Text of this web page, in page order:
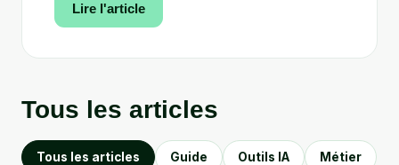
Lire l'article
Tous les articles
Tous les articles Guide Outils IA Métier